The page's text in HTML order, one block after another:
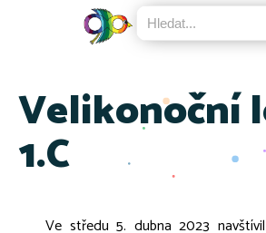
Velikonoční
1.C
Ve středu 5. dubna 2023